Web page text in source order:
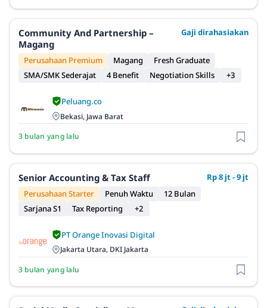
Community And Partnership –
Magang
Gaji dirahasiakan
Perusahaan Premium Magang
Fresh Graduate
SMA/SMK Sederajat
4 Benefit Negotiation Skills +3
Peluang.co
Bekasi, Jawa Barat
3 bulan yang lalu
Senior Accounting & Tax Staff
Rp 8 jt - 9 jt
Perusahaan Starter
Penuh Waktu
12 Bulan
Sarjana S1
Tax Reporting +2
PT Orange Inovasi Digital
Jakarta Utara, DKI Jakarta
3 bulan yang lalu